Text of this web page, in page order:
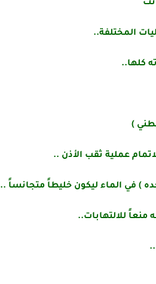
المختلفة..
كلها..
)
عملية ثقب الأذن ..
) في الماء ليكون خليطاً متجانساً ..
منعاً للالتهابات..